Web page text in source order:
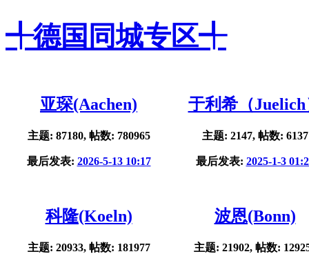
╃德国同城专区╃
亚琛(Aachen)
主题: 87180, 帖数: 780965
最后发表: 2026-5-13 10:17
于利希（Juelich
主题: 2147, 帖数: 6137
最后发表: 2025-1-3
科隆(Koeln)
主题: 20933, 帖数: 181977
波恩(Bonn)
主题: 21902, 帖数: